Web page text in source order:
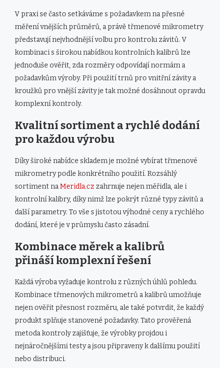
V praxi se často setkáváme s požadavkem na přesné
měření vnějších průměrů, a právě třmenové mikrometry
představují nejvhodnější volbu pro kontrolu závitů. V
kombinaci s širokou nabídkou kontrolních kalibrů lze
jednoduše ověřit, zda rozměry odpovídají normám a
požadavkům výroby. Při použití trnů pro vnitřní závity a
kroužků pro vnější závity je tak možné dosáhnout opravdu
komplexní kontroly.
Kvalitní sortiment a rychlé dodání
pro každou výrobu
Díky široké nabídce skladem je možné vybírat třmenové
mikrometry podle konkrétního použití. Rozsáhlý
sortiment naMeridla.cz zahrnuje nejen měřidla, ale i
kontrolní kalibry, díky nimž lze pokrýt různé typy závitů a
další parametry. To vše s jistotou výhodné ceny a rychlého
dodání, které je v průmyslu často zásadní.
Kombinace měrek a kalibrů
přináší komplexní řešení
Každá výroba vyžaduje kontrolu z různých úhlů pohledu.
Kombinace třmenových mikrometrů a kalibrů umožňuje
nejen ověřit přesnost rozměru, ale také potvrdit, že každý
produkt splňuje stanovené požadavky. Tato prověřená
metoda kontroly zajišťuje, že výrobky projdou i
nejnáročnějšími testy a jsou připraveny k dalšímu použití
nebo distribuci.